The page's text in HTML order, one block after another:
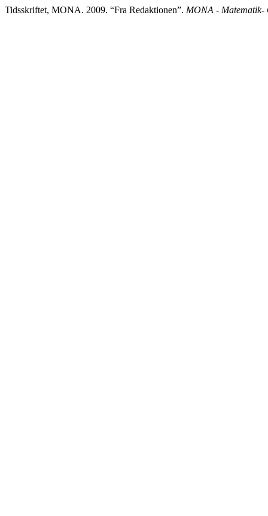
Tidsskriftet, MONA. 2009. “Fra Redaktionen”. MONA - Matematik-